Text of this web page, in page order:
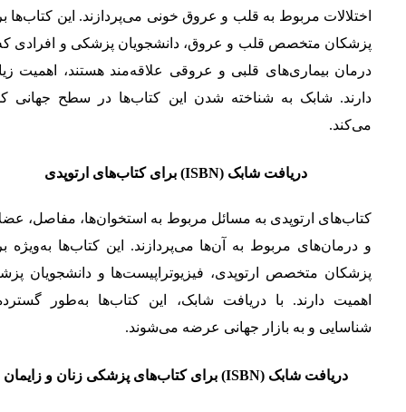
اختلالات مربوط به قلب و عروق خونی می‌پردازند. این کتاب‌ها
پزشکان متخصص قلب و عروق، دانشجویان پزشکی و افرادی
درمان بیماری‌های قلبی و عروقی علاقه‌مند هستند، اهمیت
دارند. شابک به شناخته شدن این کتاب‌ها در سطح جهانی
می‌کند.
دریافت شابک (ISBN) برای کتاب‌های ارتوپدی
کتاب‌های ارتوپدی به مسائل مربوط به استخوان‌ها، مفاصل،
و درمان‌های مربوط به آن‌ها می‌پردازند. این کتاب‌ها به‌ویژه
پزشکان متخصص ارتوپدی، فیزیوتراپیست‌ها و دانشجویان
اهمیت دارند. با دریافت شابک، این کتاب‌ها به‌طور
شناسایی و به بازار جهانی عرضه می‌شوند.
دریافت شابک (ISBN) برای کتاب‌های پزشکی زنان و زایمان